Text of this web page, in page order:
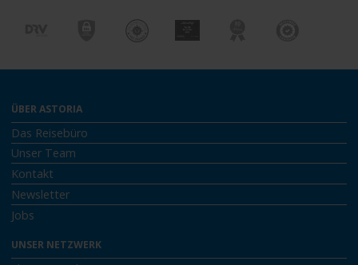
ÜBER ASTORIA
Das Reisebüro
Unser Team
Kontakt
Newsletter
Jobs
UNSER NETZWERK